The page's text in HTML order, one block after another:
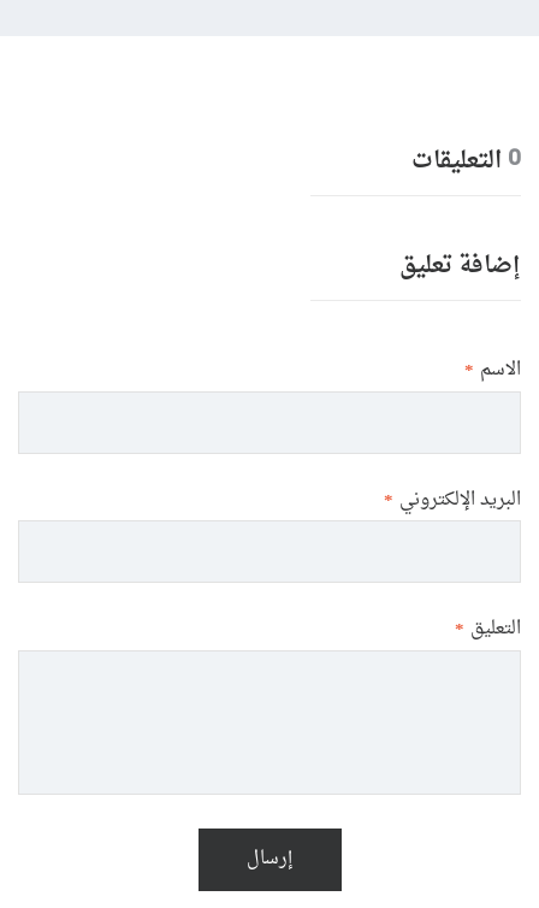
0 التعليقات
إضافة تعليق
الاسم *
البريد الإلكتروني *
التعليق *
إرسال